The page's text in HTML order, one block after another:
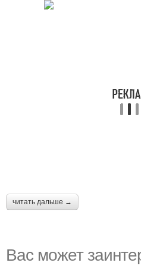
читать дальше →
Вас может